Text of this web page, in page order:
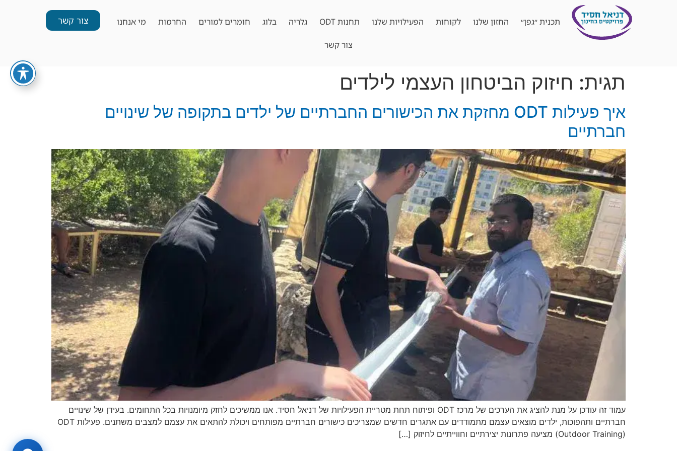
תכנית ״גפן״ החזון שלנו לקוחות הפעילויות שלנו תחנות ODT גלריה בלוג חומרים למורים החרמות מי אנחנו
צור קשר
צור קשר
תגית: חיזוק הביטחון העצמי לילדים
איך פעילות ODT מחזקת את הכישורים החברתיים של ילדים בתקופה של שינויים
חברתיים
עמוד זה עודכן על מנת להציג את הערכים של מרכז ODT ופיתוח תחת מטריית הפעילויות של דניאל חסיד. אנו ממשיכים לחזק מיומנויות בכל התחומים. בעידן של שינויים
חברתיים ותהפוכות, ילדים מוצאים עצמם מתמודדים עם אתגרים חדשים שמצריכים כישורים חברתיים מפותחים ויכולת להתאים את עצמם למצבים משתנים. פעילות ODT
(Outdoor Training) מציעה פתרונות יצירתיים וחווייתיים לחיזוק […]